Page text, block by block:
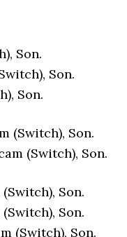
Son.
Son.
Son.
(Switch), Son.
(Switch), Son.
Son.
Son.
(Switch), Son.